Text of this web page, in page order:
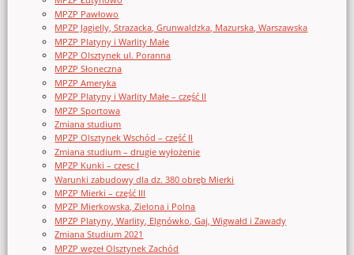
MPZP Pawłowo
MPZP Jagielly, Strazacka, Grunwaldzka, Mazurska, Warszawska
MPZP Platyny i Warlity Małe
MPZP Olsztynek ul. Poranna
MPZP Słoneczna
MPZP Ameryka
MPZP Platyny i Warlity Małe – część II
MPZP Sportowa
Zmiana studium
MPZP Olsztynek Wschód – część II
Zmiana studium – drugie wyłożenie
MPZP Kunki – czesc I
Warunki zabudowy dla dz. 380 obręb Mierki
MPZP Mierki – część III
MPZP Mierkowska, Zielona i Polna
MPZP Platyny, Warlity, Elgnówko, Gaj, Wigwałd i Zawady
Zmiana Studium 2021
MPZP węzeł Olsztynek Zachód